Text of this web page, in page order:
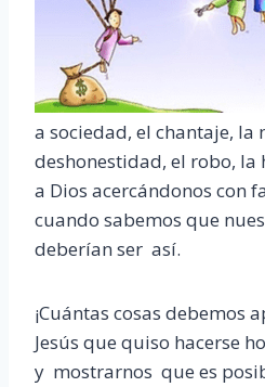
a sociedad, el chantaje, la
deshonestidad, el robo, la
a Dios acercándonos con
cuando sabemos que
deberían ser así.
¡Cuántas cosas debemos
Jesús que quiso hacerse
y mostrarnos que es